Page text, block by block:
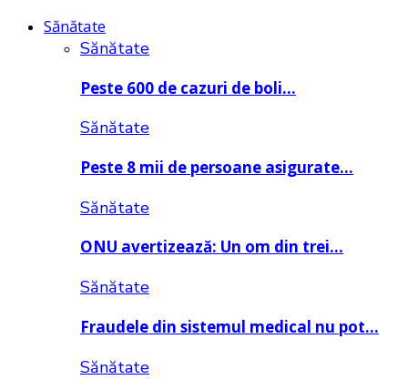
Sănătate
Sănătate
Peste 600 de cazuri de boli…
Sănătate
Peste 8 mii de persoane asigurate…
Sănătate
ONU avertizează: Un om din trei…
Sănătate
Fraudele din sistemul medical nu pot…
Sănătate